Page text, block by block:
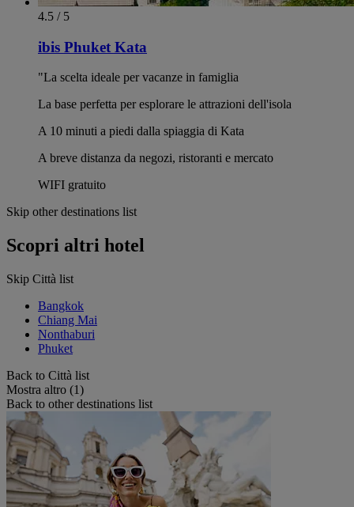
4.5 / 5
ibis Phuket Kata
"La scelta ideale per vacanze in famiglia
La base perfetta per esplorare le attrazioni dell'isola
A 10 minuti a piedi dalla spiaggia di Kata
A breve distanza da negozi, ristoranti e mercato
WIFI gratuito
Skip other destinations list
Scopri altri hotel
Skip Città list
Bangkok
Chiang Mai
Nonthaburi
Phuket
Back to Città list
Mostra altro (1)
Back to other destinations list